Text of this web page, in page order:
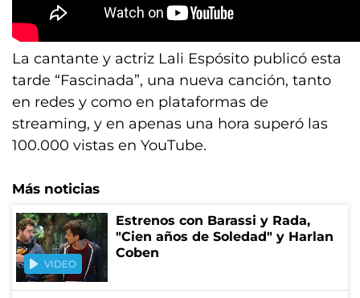
La cantante y actriz Lali Espósito publicó esta
tarde “Fascinada”, una nueva canción, tanto
en redes y como en plataformas de
streaming, y en apenas una hora superó las
100.000 vistas en YouTube.
Más noticias
VIDEO
Estrenos con Barassi y Rada,
"Cien años de Soledad" y Harlan
Coben